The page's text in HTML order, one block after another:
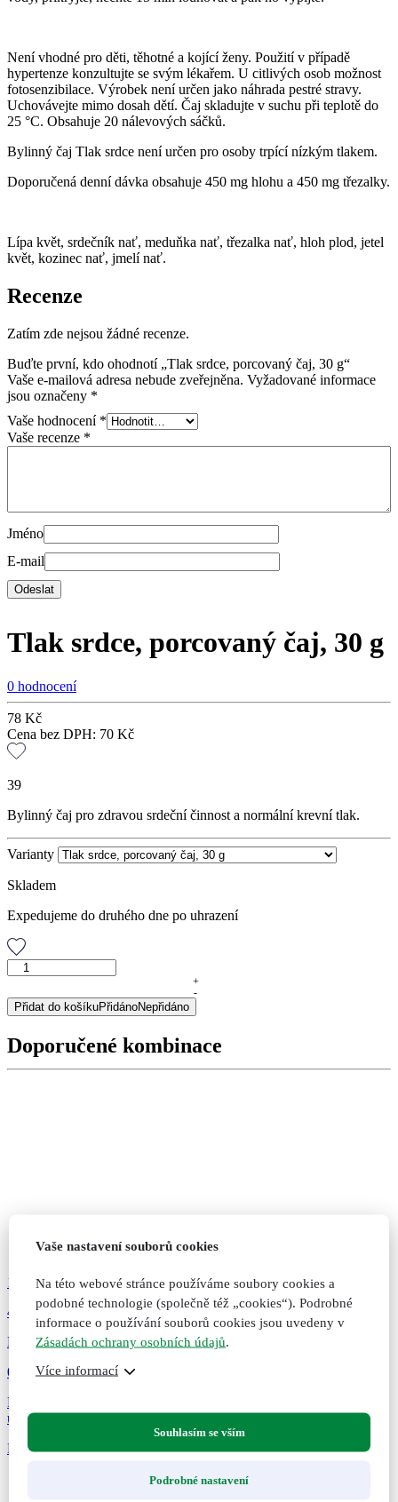
Není vhodné pro děti, těhotné a kojící ženy. Použití v případě
hypertenze konzultujte se svým lékařem. U citlivých osob možnost
fotosenzibilace. Výrobek není určen jako náhrada pestré stravy.
Uchovávejte mimo dosah dětí. Čaj skladujte v suchu při teplotě do
25 °C. Obsahuje 20 nálevových sáčků.
Bylinný čaj Tlak srdce není určen pro osoby trpící nízkým tlakem.
Doporučená denní dávka obsahuje 450 mg hlohu a 450 mg třezalky.
Lípa květ, srdečník nať, meduňka nať, třezalka nať, hloh plod, jetel
květ, kozinec nať, jmelí nať.
Recenze
Zatím zde nejsou žádné recenze.
Buďte první, kdo ohodnotí „Tlak srdce, porcovaný čaj, 30 g“
Vaše e-mailová adresa nebude zveřejněna. Vyžadované informace
jsou označeny *
Vaše hodnocení *
Vaše recenze *
Jméno
E-mail
Tlak srdce, porcovaný čaj, 30 g
0 hodnocení
78 Kč
Cena bez DPH: 70 Kč
39
Bylinný čaj pro zdravou srdeční činnost a normální krevní tlak.
Varianty
Skladem
Expedujeme do druhého dne po uhrazení
Tlak
porcovaný
čaj,
+
-
Přidat do košíkuPřidánoNepřidáno
Doporučené kombinace
143
Kč
47
Hloh obecný, originální bylinné kapky, 50 ml
0 hodnocení
Posila pro zdravou činnost srdce, silné cévy, zklidnění a snadnější
usínání. Doplněk...
Přidat do košíkuPřidáno do košíkuNepřidáno do košíku
Vaše nastavení souborů cookies
Na této webové stránce používáme soubory cookies a
podobné technologie (společně též „cookies“). Podrobné
informace o používání souborů cookies jsou uvedeny v
Zásadách ochrany osobních údajů
Více informací
Souhlasím se vším
Podrobné nastavení